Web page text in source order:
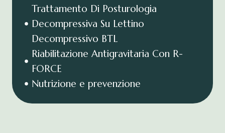
Trattamento Di Posturologia
Decompressiva Su Lettino
Decompressivo BTL
Riabilitazione Antigravitaria Con R-
FORCE
Nutrizione e prevenzione